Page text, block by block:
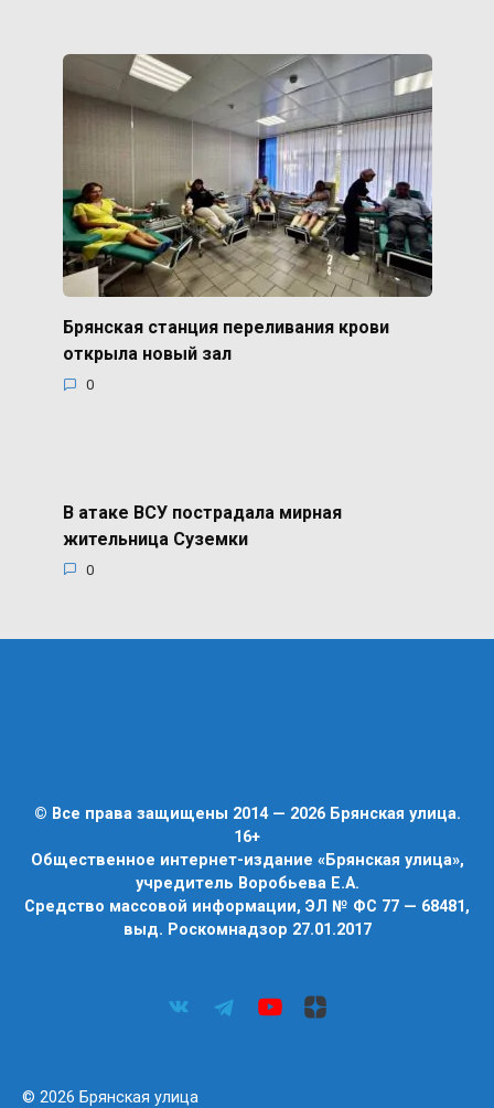
Брянская станция переливания крови
открыла новый зал
0
В атаке ВСУ пострадала мирная
жительница Суземки
0
© Все права защищены 2014 — 2026 Брянская улица.
16+
Общественное интернет-издание «Брянская улица»,
учредитель Воробьева Е.А.
Средство массовой информации, ЭЛ № ФС 77 — 68481,
выд. Роскомнадзор 27.01.2017
© 2026 Брянская улица